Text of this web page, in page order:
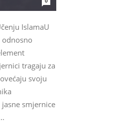
IslamaU
odnosno
tragaju za
svoju
smjernice